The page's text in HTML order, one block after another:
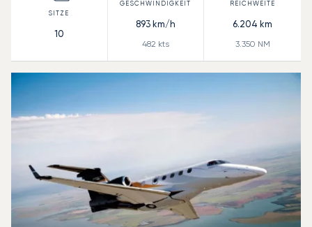
10
893km/h
482 kts
6.204 km
3.350 NM